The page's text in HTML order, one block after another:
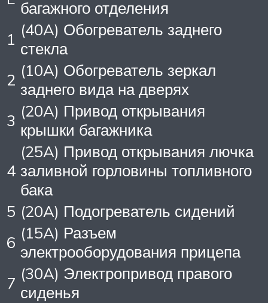
багажного отделения
1 (40A) Обогреватель заднего
стекла
2 (10A) Обогреватель зеркал
заднего вида на дверях
3 (20A) Привод открывания
крышки багажника
4
(25A) Привод открывания лючка
заливной горловины топливного
бака
5 (20A) Подогреватель сидений
6 (15A) Разъем
электрооборудования прицепа
7 (30A) Электропривод правого
сиденья